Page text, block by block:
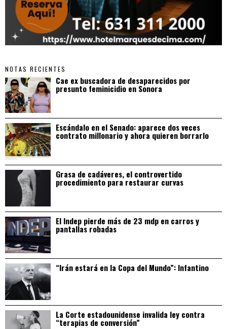
NOTAS RECIENTES
Cae ex buscadora de desaparecidos por
presunto feminicidio en Sonora
Escándalo en el Senado: aparece dos veces
contrato millonario y ahora quieren borrarlo
Grasa de cadáveres, el controvertido
procedimiento para restaurar curvas
El Indep pierde más de 23 mdp en carros y
pantallas robadas
“Irán estará en la Copa del Mundo”: Infantino
La Corte estadounidense invalida ley contra
“terapias de conversión”